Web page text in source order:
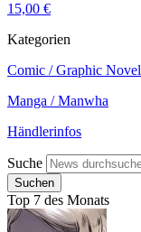
15,00 €
Kategorien
Comic / Graphic Novel
Manga / Manwha
Händlerinfos
Suche
Top 7 des Monats